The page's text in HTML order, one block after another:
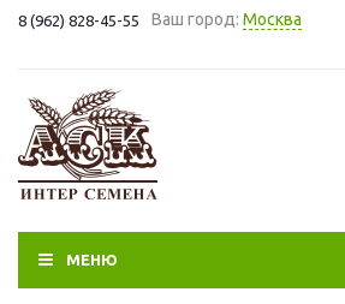
8 (962) 828-45-55 Ваш город: Москва
МЕНЮ